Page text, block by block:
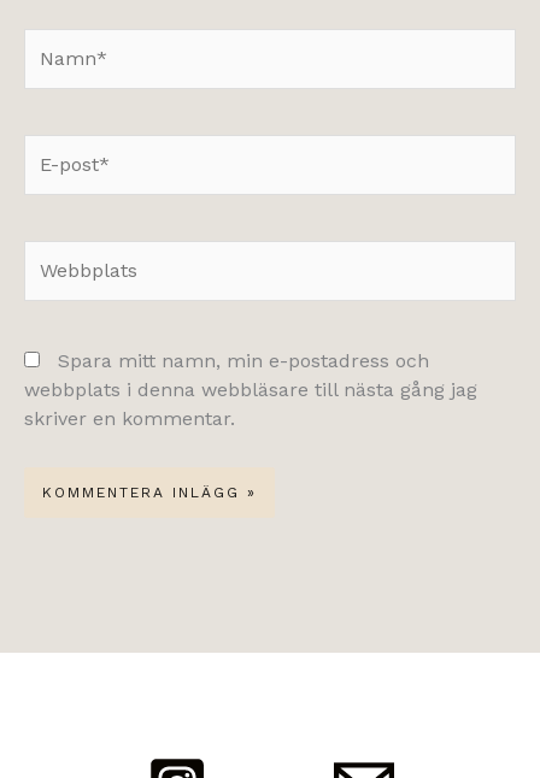
post*
Spara mitt namn, min e-postadress och
webbplats i denna webbläsare till nästa gång jag
skriver en kommentar.